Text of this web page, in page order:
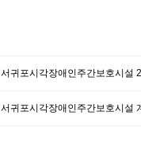
서귀포시각장애인주간보호시설
서귀포시각장애인주간보호시설